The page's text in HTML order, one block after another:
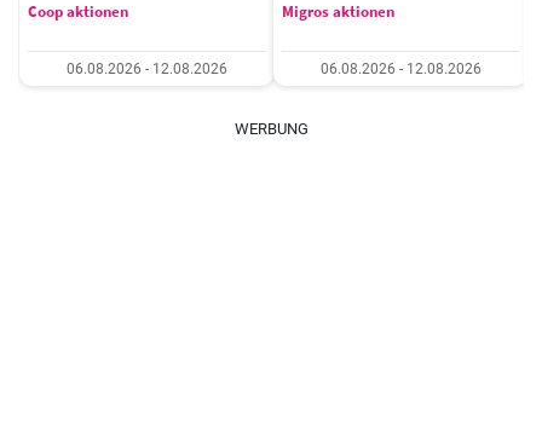
Coop aktionen
06.08.2026 - 12.08.2026
Migros aktionen
06.08.2026 - 12.08.2026
WERBUNG